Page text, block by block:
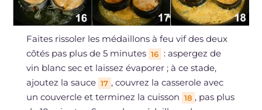
Faites rissoler les médaillons à feu vif des deux
côtés pas plus de 5 minutes 16
: aspergez de
vin blanc sec et laissez évaporer ; à ce stade,
ajoutez la sauce 17 , couvrez la casserole avec
un couvercle et terminez la cuisson 18 , pas plus